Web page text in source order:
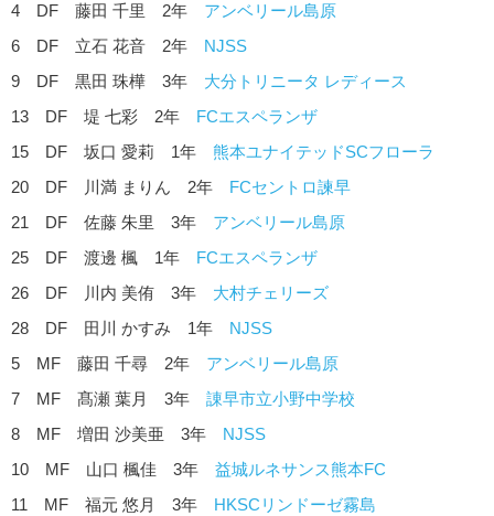
4 DF 藤田 千里 2年 アンベリール島原
6 DF 立石 花音 2年 NJSS
9 DF 黒田 珠樺 3年 大分トリニータ レディース
13 DF 堤 七彩 2年 FCエスペランザ
15 DF 坂口 愛莉 1年 熊本ユナイテッドSCフローラ
20 DF 川満 まりん 2年 FCセントロ諫早
21 DF 佐藤 朱里 3年 アンベリール島原
25 DF 渡邊 楓 1年 FCエスペランザ
26 DF 川内 美侑 3年 大村チェリーズ
28 DF 田川 かすみ 1年 NJSS
5 MF 藤田 千尋 2年 アンベリール島原
7 MF 髙瀬 葉月 3年 諌早市立小野中学校
8 MF 増田 沙美亜 3年 NJSS
10 MF 山口 楓佳 3年 益城ルネサンス熊本FC
11 MF 福元 悠月 3年 HKSCリンドーゼ霧島